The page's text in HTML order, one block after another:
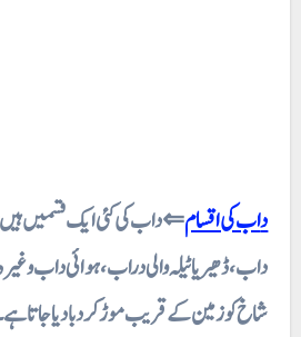
داب کی اقسام⇐ داب کی کئی ایک قسمیں
داب، ڈھیر یا ٹیلہ والی دراب، ہوائی داب
شاخ کو زمین کے قریب موڑ کر دبا دیا جاتا